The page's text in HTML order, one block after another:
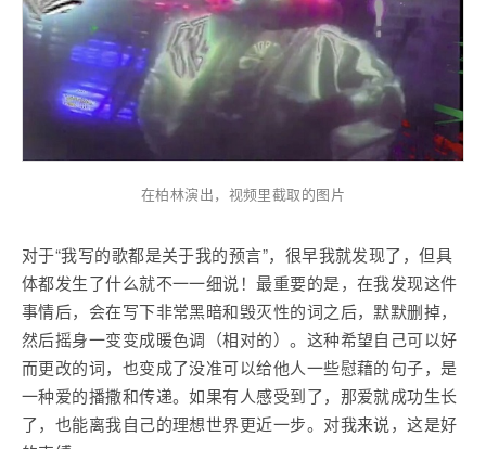
在柏林演出，视频里截取的图片
对于“我写的歌都是关于我的预言”，很早我就发现了，但具
体都发生了什么就不一一细说！最重要的是，在我发现这件
事情后，会在写下非常黑暗和毁灭性的词之后，默默删掉，
然后摇身一变变成暖色调（相对的）。这种希望自己可以好
而更改的词，也变成了没准可以给他人一些慰藉的句子，是
一种爱的播撒和传递。如果有人感受到了，那爱就成功生长
了，也能离我自己的理想世界更近一步。对我来说，这是好